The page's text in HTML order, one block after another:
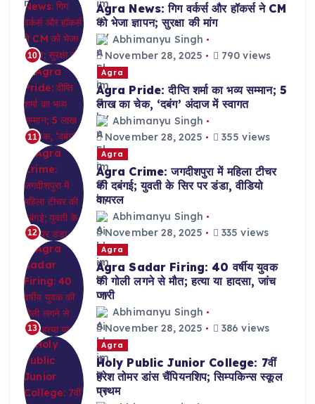
10
Agra News: गिग वर्कर्स और हॉकर्स ने CM
को भेजा ज्ञापन; सुरक्षा की मांग
Abhimanyu Singh
November 28, 2025
790 views
11
Agra
Agra Pride: दीप्ति शर्मा का भव्य सम्मान; 5
लाख का चेक, ‘दबंग’ अंदाज में स्वागत
Abhimanyu Singh
November 28, 2025
355 views
12
Agra
Agra Crime: जगदीशपुरा में महिला टीचर
की दबंगई; युवती के सिर पर डंडा, वीडियो
वायरल
Abhimanyu Singh
November 28, 2025
335 views
13
Agra
Agra Sadar Firing: 40 वर्षीय युवक
की गोली लगने से मौत; हत्या या हादसा, जांच
जारी
Abhimanyu Singh
November 28, 2025
386 views
Agra
Holy Public Junior College: 7वीं
हरेश तोमर डांस चैंपियनशिप; सिम्पकिन्स स्कूल
प्रथम